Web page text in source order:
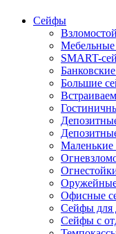
Сейфы
SMART-
Большие
Офисные
Сейфы для
Сейфы с